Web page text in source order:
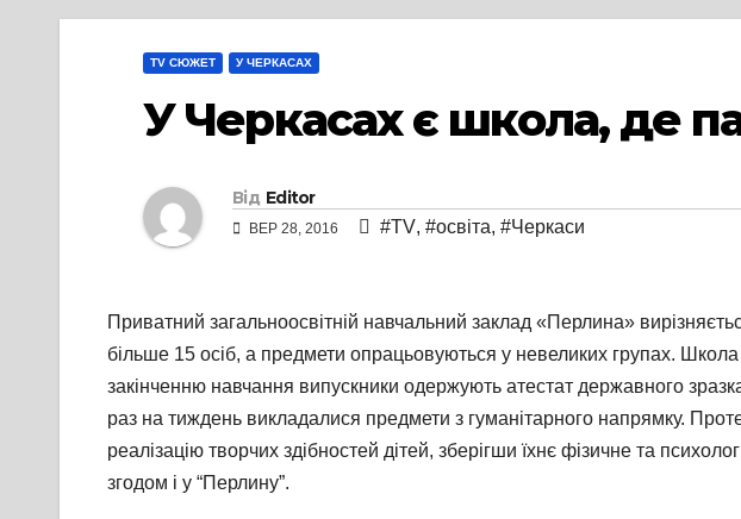
TV СЮЖЕТ У ЧЕРКАСАХ
У Черкасах є школа, де
Від Editor
ВЕР 28, 2016 #TV, #освіта, #Черкаси
Приватний загальноосвітній навчальний заклад «Перлина»
більше 15 осіб, а предмети опрацьовуються у невеликих групах. Школа
закінченню навчання випускники одержують атестат державного
раз на тиждень викладалися предмети з гуманітарного напрямку.
реалізацію творчих здібностей дітей, зберігши їхнє фізичне та
згодом і у “Перлину”.